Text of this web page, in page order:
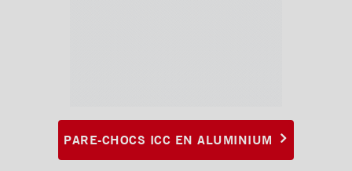
PARE-CHOCS ICC EN ALUMINIUM